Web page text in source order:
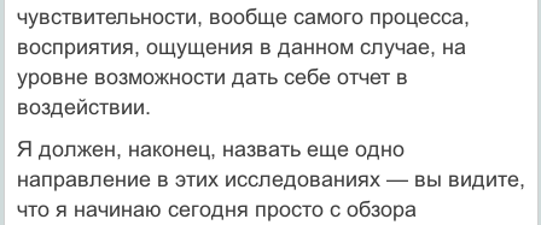
чувствительности, вообще самого процесса,
восприятия, ощущения в данном случае, на
уровне возможности дать себе отчет в
воздействии.
Я должен, наконец, назвать еще одно
направление в этих исследованиях — вы видите,
что я начинаю сегодня просто с обзора